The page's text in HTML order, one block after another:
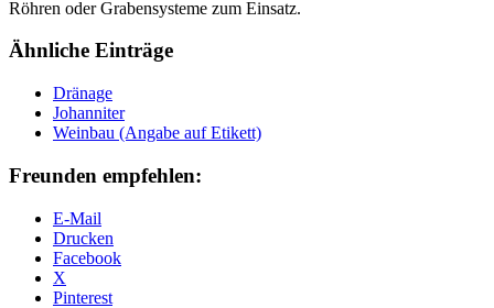
Röhren oder Grabensysteme zum Einsatz.
Ähnliche Einträge
Dränage
Johanniter
Weinbau (Angabe auf Etikett)
Freunden empfehlen:
E-Mail
Drucken
Facebook
X
Pinterest